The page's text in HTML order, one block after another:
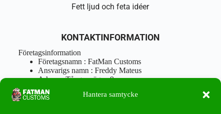
Hantera samtycke
Fett ljud och feta idéer
KONTAKTINFORMATION
Företagsinformation
Företagsnamn : FatMan Customs
Ansvarigs namn : Freddy Mateus
Adress : Tångenvägen 9
Postnr : 417 46 Göteborg
Tel : 0762919666